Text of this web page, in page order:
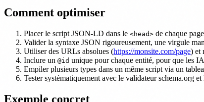
Comment optimiser
Placer le script JSON-LD dans le <head> de chaque
Valider la syntaxe JSON rigoureusement, une virgule
Utiliser des URLs absolues (https://monsite.com/page) et
Inclure un @id unique pour chaque entité, pour que les
Empiler plusieurs types dans un même script via un
Tester systématiquement avec le validateur schema.org
Exemple concret